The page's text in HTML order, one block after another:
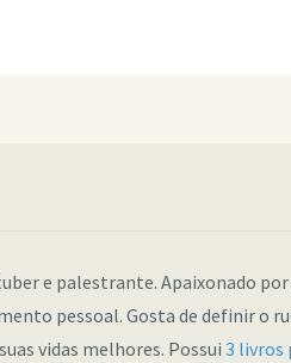
e palestrante. Apaixonado
pessoal. Gosta de definir o
vidas melhores. Possui3 livros